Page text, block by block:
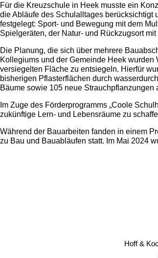
Für die Kreuzschule in Heek musste ein
die Abläufe des Schulalltages berücksichtigt
festgelegt: Sport- und Bewegung mit dem
Spielgeräten, der Natur- und Rückzugsort
Die Planung, die sich über mehrere
Kollegiums und der Gemeinde Heek
versiegelten Fläche zu entsiegeln. Hierfür
bisherigen Pflasterflächen durch
Bäume sowie 105 neue
Im Zuge des Förderprogramms „Coole
zukünftige Lern- und Lebensräume zu
Während der Bauarbeiten fanden in einem
zu Bau und Bauabläufen statt. Im Mai 2024
Hoff &